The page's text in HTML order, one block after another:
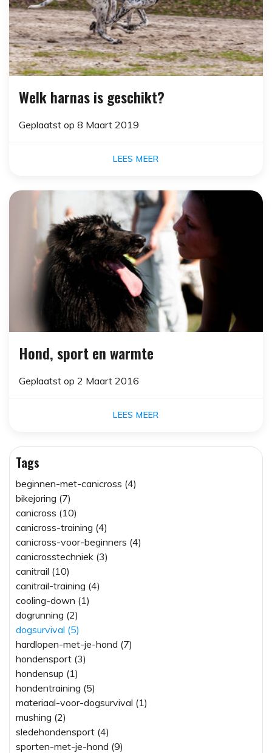
Tags
beginnen-met-canicross (4)
bikejoring (7)
canicross (10)
canicross-training (4)
canicross-voor-beginners (4)
canicrosstechniek (3)
canitrail (10)
canitrail-training (4)
cooling-down (1)
dogrunning (2)
dogsurvival (5)
hardlopen-met-je-hond (7)
hondensport (3)
hondensup (1)
hondentraining (5)
materiaal-voor-dogsurvival (1)
mushing (2)
sledehondensport (4)
sporten-met-je-hond (9)
Welk harnas is geschikt?
Geplaatst op 8 Maart 2019
LEES MEER
Hond, sport en warmte
Geplaatst op 2 Maart 2016
LEES MEER